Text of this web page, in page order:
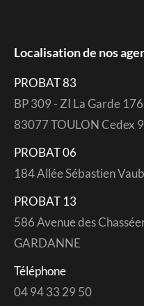
Localisation de nos
PROBAT 83
BP 309 - ZI La Garde
83077 TOULON Cedex 9
PROBAT 06
184 Allée Sébastien
PROBAT 13
586 Avenue des
GARDANNE
Téléphone
04 94 33 29 50